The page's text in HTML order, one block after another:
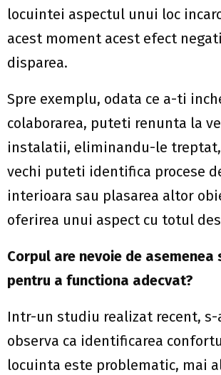
locuintei aspectul unui loc
acest moment acest efect
disparea.
Spre exemplu, odata ce a-ti
colaborarea, puteti renunta la
instalatii, eliminandu-le
vechi puteti identifica procese
interioara sau plasarea altor
oferirea unui aspect cu totul
Corpul are nevoie de asemenea
pentru a functiona adecvat?
Intr-un studiu realizat recent,
observa ca identificarea
locuinta este problematic, mai